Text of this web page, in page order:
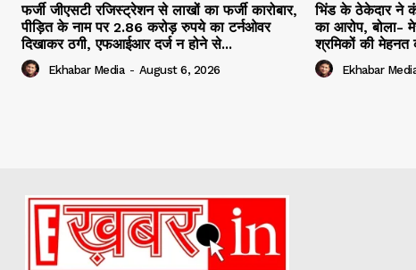
फर्जी जीएसटी रजिस्ट्रेशन से लाखों का फर्जी कारोबार,
पीड़ित के नाम पर 2.86 करोड़ रुपये का टर्नओवर
दिखाकर ठगी, एफआईआर दर्ज न होने से...
Ekhabar Media - August 6, 2026
भिंड के ठेकेदार ने
का आरोप, बोला-
श्रमिकों की मेहनत
Ekhabar